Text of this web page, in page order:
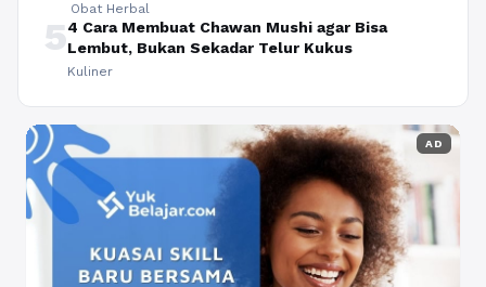
Obat Herbal
54 Cara Membuat Chawan Mushi agar Bisa
Lembut, Bukan Sekadar Telur Kukus
Kuliner
AD